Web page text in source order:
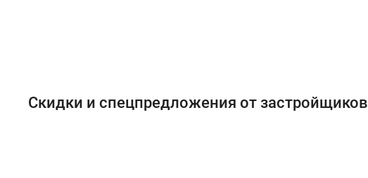
Скидки и спецпредложения от застройщиков